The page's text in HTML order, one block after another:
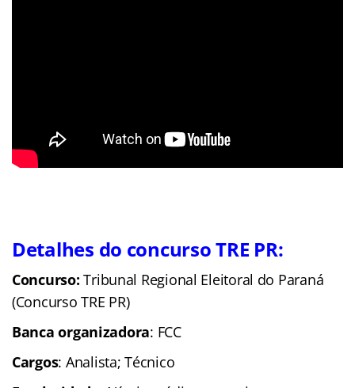
Detalhes do concurso TRE PR:
Concurso:Tribunal Regional Eleitoral do Paraná
(Concurso TRE PR)
Banca organizadora: FCC
Cargos: Analista; Técnico